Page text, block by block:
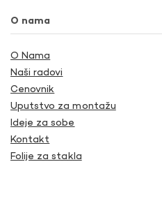
O nama
O Nama
Naši radovi
Cenovnik
Uputstvo za montažu
Ideje za sobe
Kontakt
Folije za stakla